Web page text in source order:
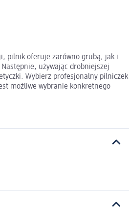
pilnik oferuje zarówno grubą, jak i
używając drobniejszej
Wybierz profesjonalny pilniczek
możliwe wybranie konkretnego